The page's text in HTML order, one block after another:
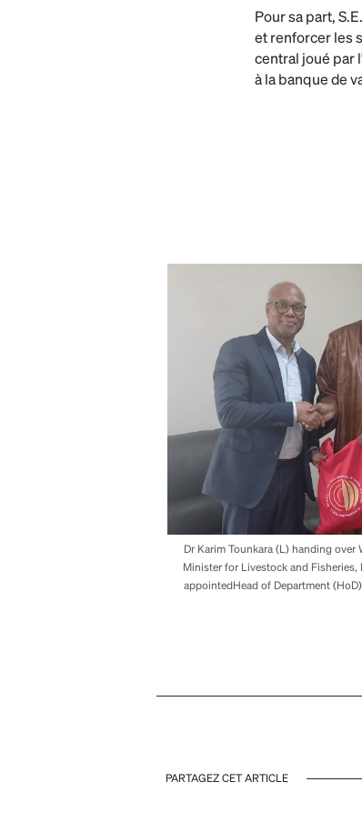
Pour sa part,
et renforcer les
central joué par
à la banque de
Dr Karim Tounkara (L) handing
Minister for Livestock and
appointedHead of Department
PARTAGEZ CET ARTICLE